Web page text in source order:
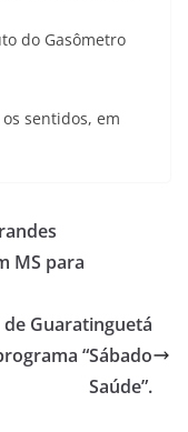
do Gasômetro
sentidos, em
MS para
Guaratinguetá
“Sábado
Saúde”.